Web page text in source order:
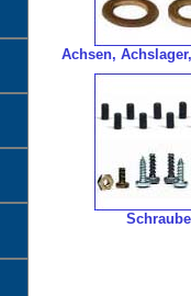
Achsen,